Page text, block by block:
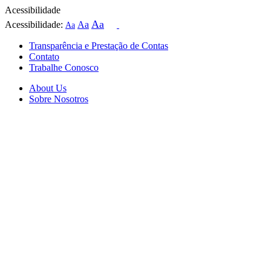
Acessibilidade
Acessibilidade: Aa Aa Aa
Transparência e Prestação de Contas
Contato
Trabalhe Conosco
About Us
Sobre Nosotros